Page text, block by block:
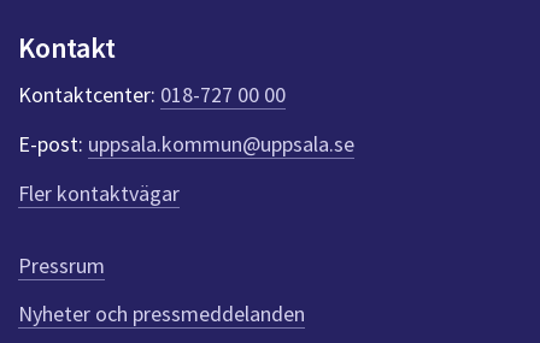
n
t
r
ö
e
n
n
Kontakt
Kontaktcenter: 018-727 00 00
E-post: uppsala.kommun@uppsala.se
Fler kontaktvägar
Pressrum
Nyheter och pressmeddelanden